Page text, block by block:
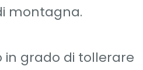
montagna.
in grado di tollerare